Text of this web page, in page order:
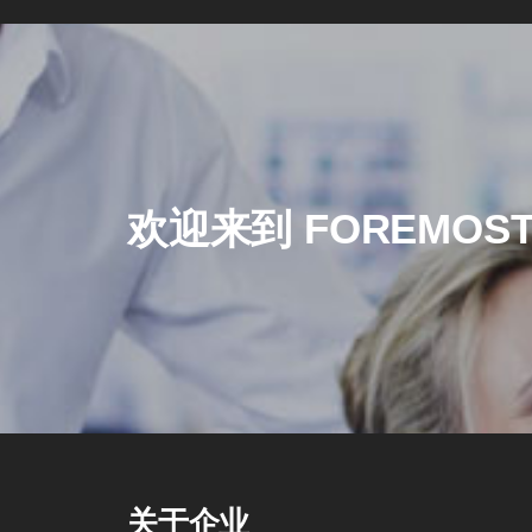
欢迎来到
关于企业